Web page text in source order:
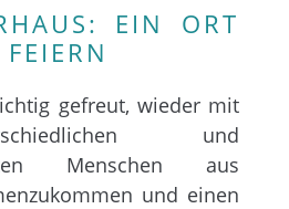
EIN ORT
gefreut, wieder mit
und
Menschen aus
und einen